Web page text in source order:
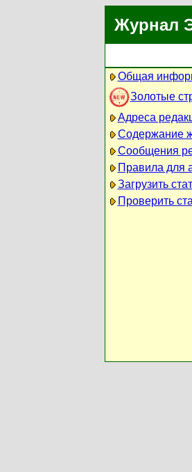
Журнал
Общая
Золотые
Адреса
Содержание
Сообщения
Правила для
Загрузить
Проверить